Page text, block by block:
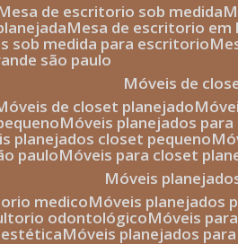
mesa de escritorio sob medida
mesa de escritorio
sob medida para escritorio
são paulo
móveis de
móveis de closet planejado
móveis planejados
planejados closet pequeno
paulo
móveis para closet
móveis
medico
móveis
odontológico móveis
estética móveis planejados